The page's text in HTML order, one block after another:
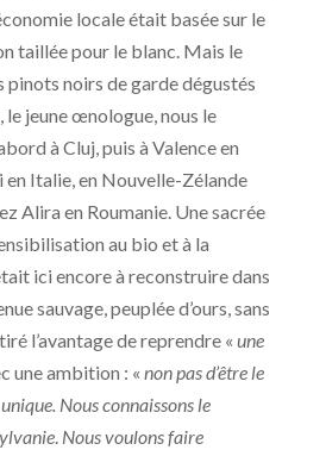
locale était basée sur le
taillée pour le blanc. Mais le
pinots noirs de garde dégustés
le jeune œnologue, nous le
à Cluj, puis à Valence en
en Italie, en Nouvelle-Zélande
Alira en Roumanie. Une sacrée
au bio et à la
ici encore à reconstruire dans
sauvage, peuplée d’ours, sans
l’avantage de reprendre « une
une ambition : « non pas d’être le
Nous connaissons le
. Nous voulons faire